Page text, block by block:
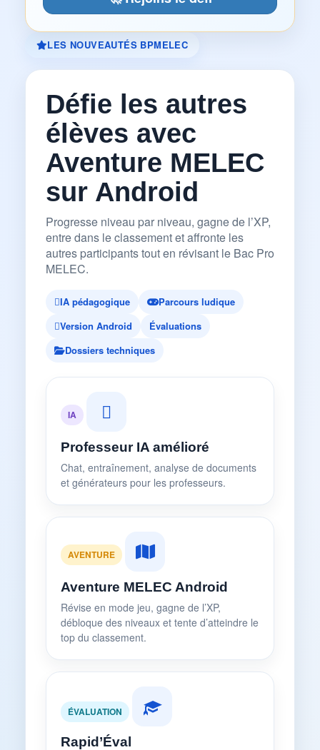
LES NOUVEAUTÉS BPMELEC
Défie les autres
élèves avec
Aventure MELEC
sur Android
Progresse niveau par niveau, gagne de l’XP,
entre dans le classement et affronte les
autres participants tout en révisant le Bac Pro
MELEC.
IA pédagogique
Parcours ludique
Version Android
Évaluations
Dossiers techniques
IA
Professeur IA amélioré
Chat, entraînement, analyse de documents
et générateurs pour les professeurs.
AVENTURE
Aventure MELEC Android
Révise en mode jeu, gagne de l’XP,
débloque des niveaux et tente d’atteindre le
top du classement.
ÉVALUATION
Rapid’Éval